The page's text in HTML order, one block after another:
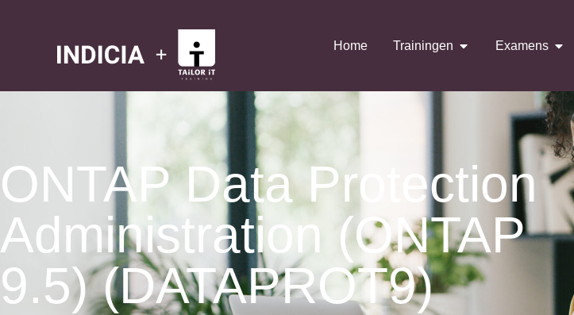
Home Trainingen Examens
ONTAP Data Protection
Administration (ONTAP
9.5) (DATAPROT9)